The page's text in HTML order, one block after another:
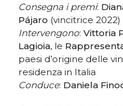
Consegna i premi:
Pájaro (vincitrice 2022)
Intervengono:Vittoria
Lagioia, le
paesi d’origine delle
residenza in Italia
Conduce: Daniela